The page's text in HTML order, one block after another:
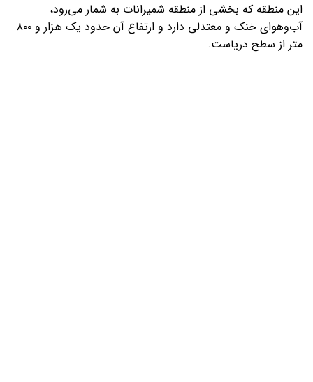
این منطقه که بخشی از منطقه شمیرانات به‌ شمار می‌رود،
آب‌وهوای خنک و معتدلی دارد و ارتفاع آن حدود یک هزار و ۸۰۰
متر از سطح دریاست.